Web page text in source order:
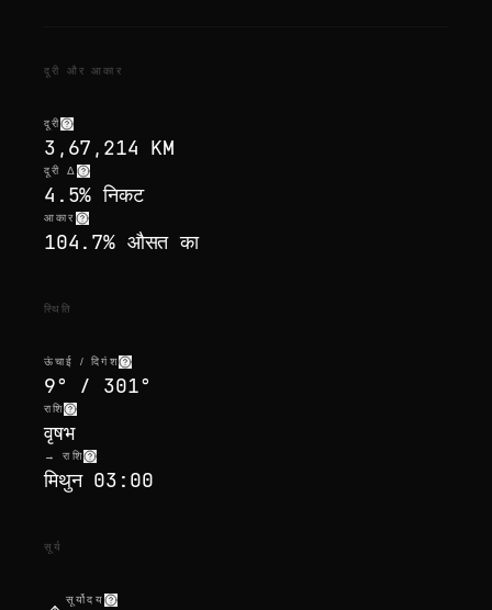
दूरी और आकार
दूरी
3,67,214 KM
दूरी Δ
4.5% निकट
आकार
104.7% औसत का
स्थिति
ऊंचाई / दिगंश
9° / 301°
राशि
वृषभ
→ राशि
मिथुन 03:00
सूर्य
सूर्योदय